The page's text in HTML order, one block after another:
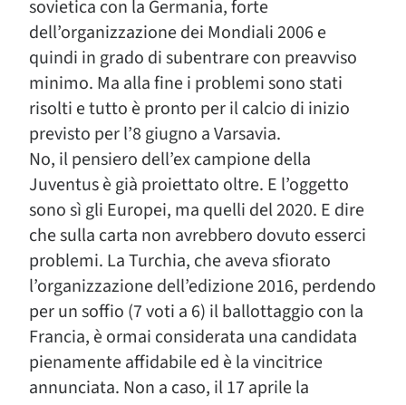
sovietica con la Germania, forte
dell’organizzazione dei Mondiali 2006 e
quindi in grado di subentrare con preavviso
minimo. Ma alla fine i problemi sono stati
risolti e tutto è pronto per il calcio di inizio
previsto per l’8 giugno a Varsavia.
No, il pensiero dell’ex campione della
Juventus è già proiettato oltre. E l’oggetto
sono sì gli Europei, ma quelli del 2020. E dire
che sulla carta non avrebbero dovuto esserci
problemi. La Turchia, che aveva sfiorato
l’organizzazione dell’edizione 2016, perdendo
per un soffio (7 voti a 6) il ballottaggio con la
Francia, è ormai considerata una candidata
pienamente affidabile ed è la vincitrice
annunciata. Non a caso, il 17 aprile la